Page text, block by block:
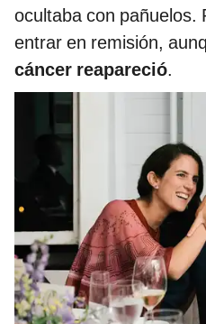
ocultaba con pañuelos.
entrar en remisión,
cáncer reapareció.